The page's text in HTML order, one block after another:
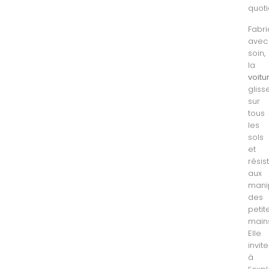
avec
soin,
la
sur
tous
les
sols
et
aux
des
Elle
invite
à